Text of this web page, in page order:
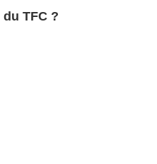
TFC ?